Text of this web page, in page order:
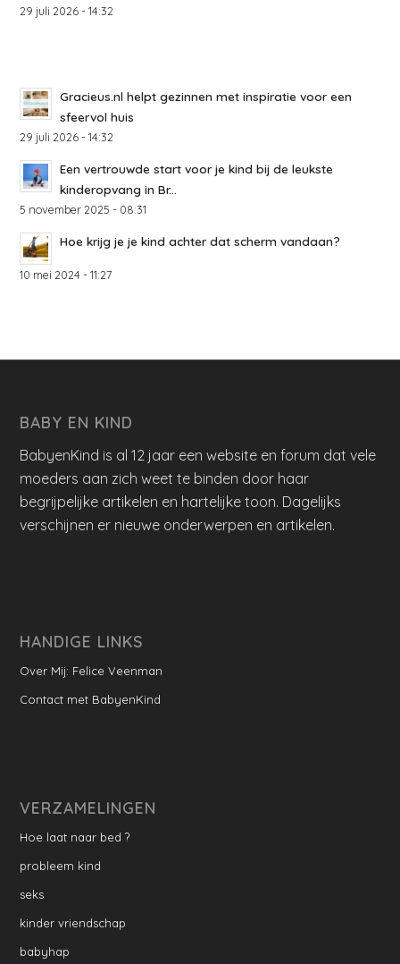
29 juli 2026 - 14:32
Gracieus.nl helpt gezinnen met inspiratie voor een
sfeervol huis
29 juli 2026 - 14:32
Een vertrouwde start voor je kind bij de leukste
kinderopvang in Br...
5 november 2025 - 08:31
Hoe krijg je je kind achter dat scherm vandaan?
10 mei 2024 - 11:27
BABY EN KIND
BabyenKind is al 12 jaar een website en forum dat vele
moeders aan zich weet te binden door haar
begrijpelijke artikelen en hartelijke toon. Dagelijks
verschijnen er nieuwe onderwerpen en artikelen.
HANDIGE LINKS
Over Mij: Felice Veenman
Contact met BabyenKind
VERZAMELINGEN
Hoe laat naar bed ?
probleem kind
seks
kinder vriendschap
babyhap